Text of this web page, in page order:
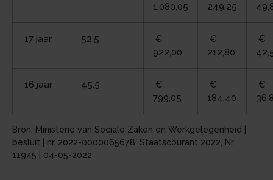
1.080,05
249,25
17 jaar 52,5
€
922,00
€
212,80
€
16 jaar 45,5
€
799,05
€
184,40
€
Bron: Ministerie van Sociale Zaken en Werkgelegenheid |
besluit | nr. 2022-0000065678, Staatscourant 2022, Nr.
11945 | 04-05-2022